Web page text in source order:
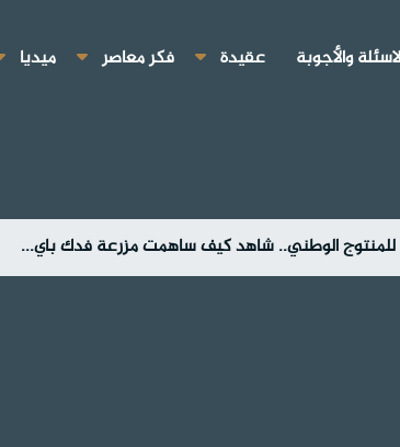
والأجوبة عقيدة فكر معاصر ميديا
للمنتوج الوطني.. شاهد كيف ساهمت مزرعة فدك باي...